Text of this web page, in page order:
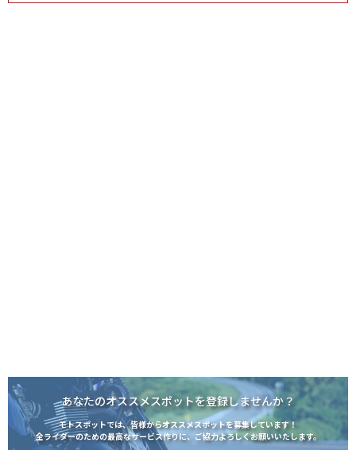
あなたのオススメスポットを登録しませんか？
モトスポットでは、皆様からオススメスポットを募集しています！
全ライダーのための最高なサービス作りに、ご協力よろしくお願いいたします。